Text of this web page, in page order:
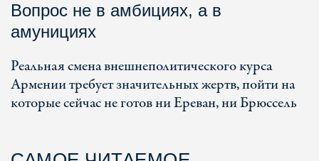
Вопрос не в амбициях, а в
амунициях
Реальная смена внешнеполитического курса
Армении требует значительных жертв, пойти на
которые сейчас не готов ни Ереван, ни Брюссель